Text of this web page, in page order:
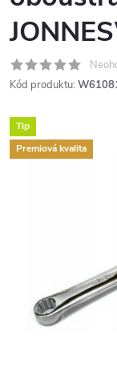
Kód produktu:
Tip
Premiová kvalita